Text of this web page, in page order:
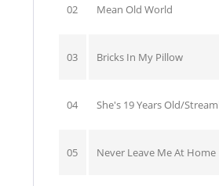
02 Mean Old World
03 Bricks In My Pillow
04 She's 19 Years Old/
05 Never Leave Me At Home